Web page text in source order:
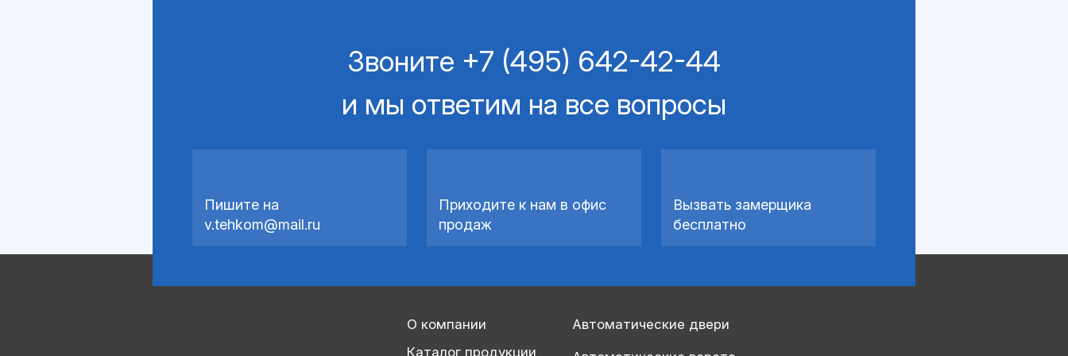
Звоните +7 (495) 642-42-44
и мы ответим на все вопросы
Пишите на
v.tehkom@mail.ru
Приходите к нам в офис
продаж
Вызвать замерщика
бесплатно
О компании
Каталог продукции
Автоматические двери